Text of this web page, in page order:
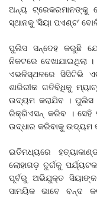
ଅନ୍ୟ ଟ୍ରେକରମାନଙ୍କୁ
ସ୍ଥାନକୁ ‘ସିୟା ପଏଣ୍ଟ’
ପୁଲିସ ସନ୍ଦେହ କରୁଛି
ନିକଟରେ ଦେଖାଯାଇଥିଲା
ଏଭଳିସ୍ଥଳରେ ସିସିଟିଭି
ଶାରିରୀକ ଗତିବିଧିକୁ
ଉଦ୍ୟମ କରାଯିବ ।
ରିକ୍ରିଏସନ୍‌ କରିବ । ସେହି
ଉଦ୍ଧାର କରିବାକୁ ଉଦ୍ୟମ
ଇତିମଧ୍ୟରେ
ଲୋହାଗଡ଼ ଦୁର୍ଗକୁ
ପୂର୍ବରୁ ଅଭିଯୁକ୍ତ
ସାମୟିକ ଭାବେ ବନ୍ଦ